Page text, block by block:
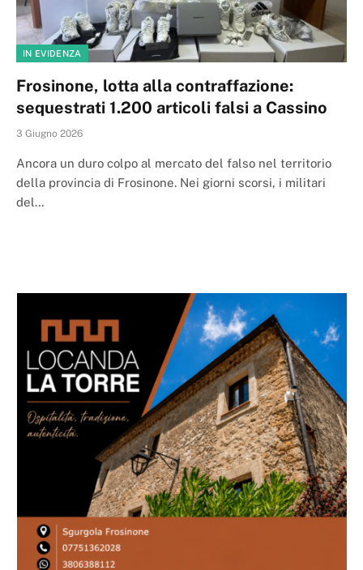
IN EVIDENZA
Frosinone, lotta alla contraffazione:
sequestrati 1.200 articoli falsi a Cassino
3 Giugno 2026
Ancora un duro colpo al mercato del falso nel territorio
della provincia di Frosinone. Nei giorni scorsi, i militari
del…